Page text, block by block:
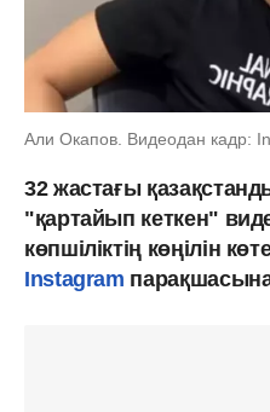
Али Окапов. Видеодан кадр:
32 жастағы
"қартайып кеткен"
көпшіліктің көңілін
Instagram